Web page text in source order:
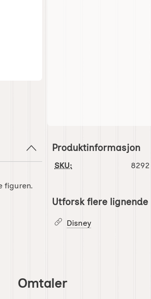
figuren.
Produktinformasjon
SKU: 8292
Utforsk flere lignende
Disney
Omtaler